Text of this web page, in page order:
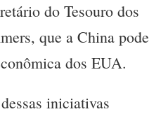
do Tesouro dos
que a China pode
dos EUA.
iniciativas